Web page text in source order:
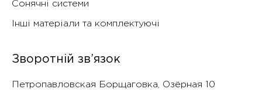
Сонячні системи
Інші матеріали та комплектуючі
Зворотній зв’язок
Петропавловская Борщаговка, Озëрная 10